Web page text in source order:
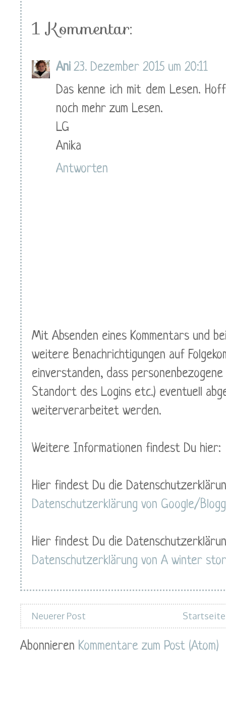
1 Kommentar:
Ani 23. Dezember 2015 um 20:11
Das kenne ich mit dem Lesen.
noch mehr zum Lesen.
LG
Anika
Antworten
Mit Absenden eines Kommentars und
weitere Benachrichtigungen auf
einverstanden, dass
Standort des Logins etc.) eventuell
weiterverarbeitet werden.
Weitere Informationen findest Du hier:
Hier findest Du die
Datenschutzerklärung von Google/
Hier findest Du die
Datenschutzerklärung von A winter
Neuerer Post Startseite
Abonnieren Kommentare zum Post (Atom)